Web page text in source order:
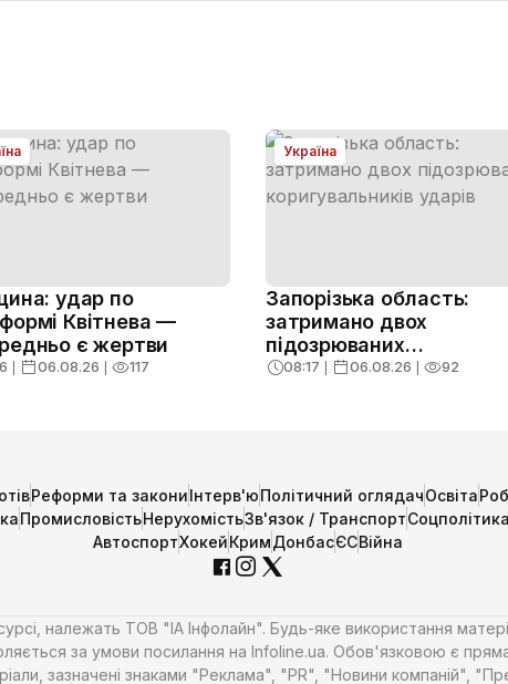
удар по
Квітнева —
є жертви
❘ 06.08.26 ❘ 117
Україна
Запорізька область:
затримано двох
підозрюваних
коригувальників ударів
08:17 ❘ 06.08.26 ❘ 92
Реформи та закониІнтерв'юПолітичний оглядачОсвіта
ПромисловістьНерухомістьЗв'язок / ТранспортСоцполітика
АвтоспортХокейКримДонбасЄСВійна
належать ТОВ "ІА Інфолайн". Будь-яке використання
за умови посилання на Infoline.ua. Обов'язковою є
зазначені знаками "Реклама", "PR", "Новини компаній",